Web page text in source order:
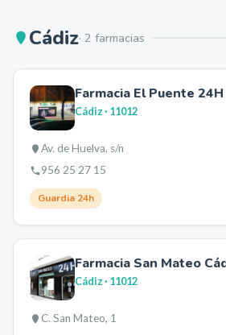
Cádiz· 2 farmacias
Farmacia El Puente 24H
Cádiz· 11012
Av. de Huelva, s/n
956 25 27 15
Guardia 24h
Farmacia San Mateo
Cádiz· 11012
C. San Mateo, 1